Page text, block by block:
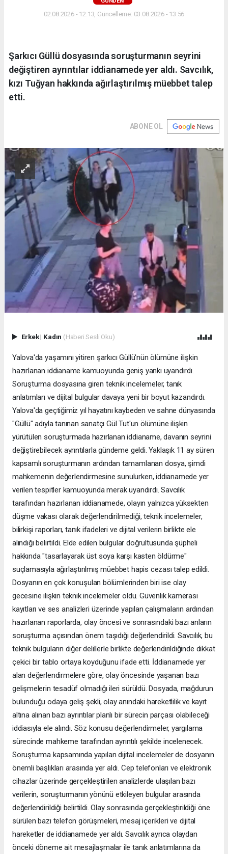
02.08.2026 - 12:13, Güncelleme: 03.08.2026 - 13:56
Şarkıcı Güllü dosyasında soruşturmanın seyrini
değiştiren ayrıntılar iddianamede yer aldı. Savcılık,
kızı Tuğyan hakkında ağırlaştırılmış müebbet talep
etti.
ABONE OL
Erkek| Kadın (Haberi Sesli Oku)
Yalova'da yaşamını yitiren şarkıcı Güllü'nün ölümüne ilişkin
hazırlanan iddianame kamuoyunda geniş yankı uyandırdı.
Soruşturma dosyasına giren teknik incelemeler, tanık
anlatımları ve dijital bulgular davaya yeni bir boyut kazandırdı.
Yalova'da geçtiğimiz yıl hayatını kaybeden ve sahne dünyasında
"Güllü" adıyla tanınan sanatçı Gül Tut'un ölümüne ilişkin
yürütülen soruşturmada hazırlanan iddianame, davanın seyrini
değiştirebilecek ayrıntılarla gündeme geldi. Yaklaşık 11 ay süren
kapsamlı soruşturmanın ardından tamamlanan dosya, şimdi
mahkemenin değerlendirmesine sunulurken, iddianamede yer
verilen tespitler kamuoyunda merak uyandırdı. Savcılık
tarafından hazırlanan iddianamede, olayın yalnızca yüksekten
düşme vakası olarak değerlendirilmediği, teknik incelemeler,
bilirkişi raporları, tanık ifadeleri ve dijital verilerin birlikte ele
alındığı belirtildi. Elde edilen bulgular doğrultusunda şüpheli
hakkında "tasarlayarak üst soya karşı kasten öldürme"
suçlamasıyla ağırlaştırılmış müebbet hapis cezası talep edildi.
Dosyanın en çok konuşulan bölümlerinden biri ise olay
gecesine ilişkin teknik incelemeler oldu. Güvenlik kamerası
kayıtları ve ses analizleri üzerinde yapılan çalışmaların ardından
hazırlanan raporlarda, olay öncesi ve sonrasındaki bazı anların
soruşturma açısından önem taşıdığı değerlendirildi. Savcılık, bu
teknik bulguların diğer delillerle birlikte değerlendirildiğinde dikkat
çekici bir tablo ortaya koyduğunu ifade etti. İddianamede yer
alan değerlendirmelere göre, olay öncesinde yaşanan bazı
gelişmelerin tesadüf olmadığı ileri sürüldü. Dosyada, mağdurun
bulunduğu odaya geliş şekli, olay anındaki hareketlilik ve kayıt
altına alınan bazı ayrıntılar planlı bir sürecin parçası olabileceği
iddiasıyla ele alındı. Söz konusu değerlendirmeler, yargılama
sürecinde mahkeme tarafından ayrıntılı şekilde incelenecek.
Soruşturma kapsamında yapılan dijital incelemeler de dosyanın
önemli başlıkları arasında yer aldı. Cep telefonları ve elektronik
cihazlar üzerinde gerçekleştirilen analizlerde ulaşılan bazı
verilerin, soruşturmanın yönünü etkileyen bulgular arasında
değerlendirildiği belirtildi. Olay sonrasında gerçekleştirildiği öne
sürülen bazı telefon görüşmeleri, mesaj içerikleri ve dijital
hareketler de iddianamede yer aldı. Savcılık ayrıca olaydan
önceki döneme ait mesajlaşmalar ile tanık anlatımlarına da